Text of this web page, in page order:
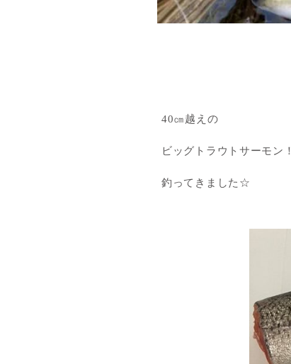
40㎝越えの
ビッグトラウトサーモン！
釣ってきました☆